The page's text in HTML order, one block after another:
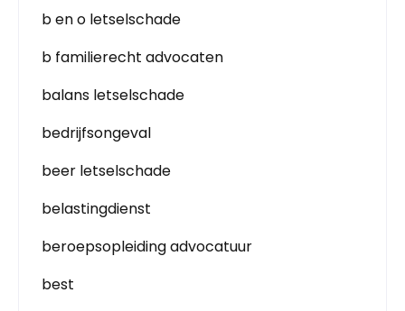
b en o letselschade
b familierecht advocaten
balans letselschade
bedrijfsongeval
beer letselschade
belastingdienst
beroepsopleiding advocatuur
best